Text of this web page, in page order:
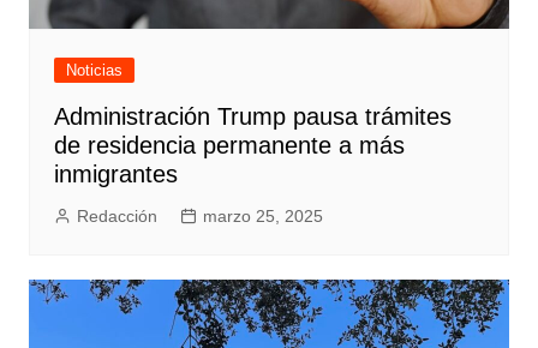
Noticias
Administración Trump pausa trámites
de residencia permanente a más
inmigrantes
Redacción marzo 25, 2025